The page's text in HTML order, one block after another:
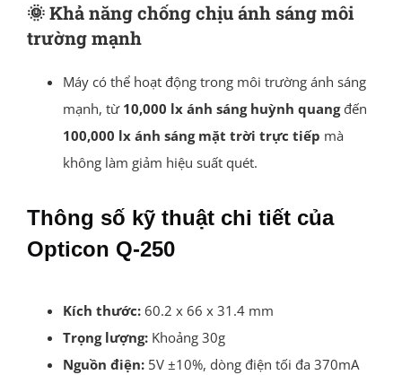
🌞Khả năng chống chịu ánh sáng môi
trường mạnh
Máy có thể hoạt động trong môi trường ánh sáng
mạnh, từ 10,000 lx ánh sáng huỳnh quangđến
100,000 lx ánh sáng mặt trời trực tiếp mà
không làm giảm hiệu suất quét.
Thông số kỹ thuật chi tiết của
Opticon Q-250
Kích thước:60.2 x 66 x 31.4 mm
Trọng lượng:Khoảng 30g
Nguồn điện:5V ±10%, dòng điện tối đa 370mA